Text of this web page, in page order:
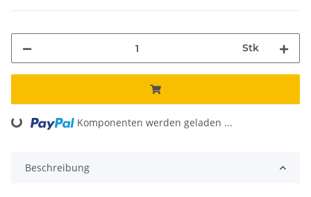
Stk
Loading... Komponenten werden geladen ...
Beschreibung